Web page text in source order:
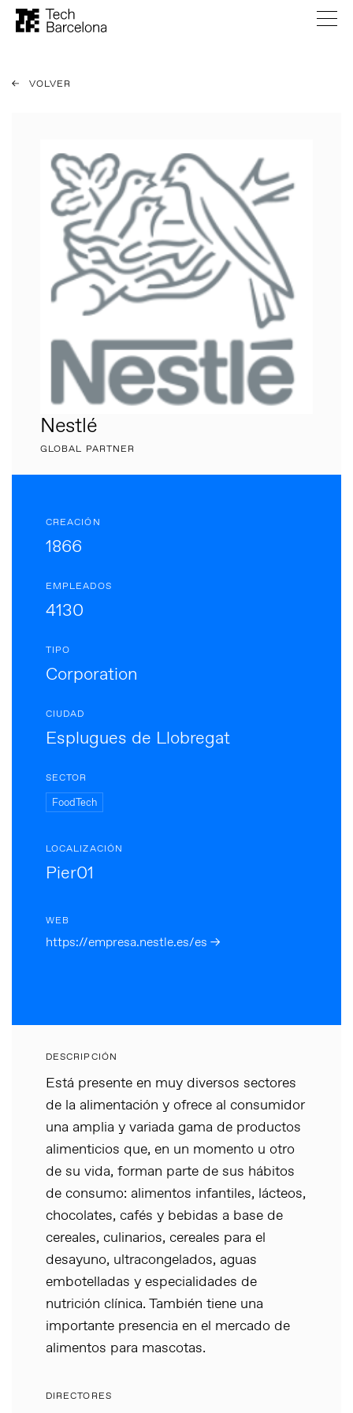
VOLVER
Nestlé
GLOBAL PARTNER
CREACIÓN
1866
EMPLEADOS
4130
TIPO
Corporation
CIUDAD
Esplugues de Llobregat
SECTOR
FoodTech
LOCALIZACIÓN
Pier01
WEB
https://empresa.nestle.es/es →
DESCRIPCIÓN
Está presente en muy diversos sectores
de la alimentación y ofrece al consumidor
una amplia y variada gama de productos
alimenticios que, en un momento u otro
de su vida, forman parte de sus hábitos
de consumo: alimentos infantiles, lácteos,
chocolates, cafés y bebidas a base de
cereales, culinarios, cereales para el
desayuno, ultracongelados, aguas
embotelladas y especialidades de
nutrición clínica. También tiene una
importante presencia en el mercado de
alimentos para mascotas.
DIRECTORES